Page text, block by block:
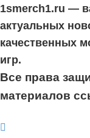
1smerch1.ru —
актуальных
качественных
игр.
Все права
материалов